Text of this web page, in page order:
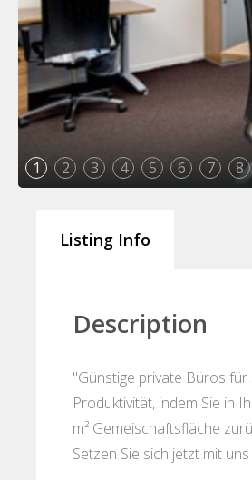
1 2 3 4 5 6 7 8
Listing Info
Description
"Günstige private Büros
Produktivität, indem Sie in
m² Gemeischaftsfläche
Setzen Sie sich jetzt mit